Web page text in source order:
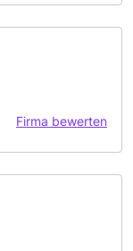
Firma bewerten